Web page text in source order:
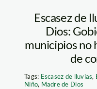
Escasez de
Dios:
municipios no
de
Tags: Escasez de lluvias,
Niño, Madre de Dios